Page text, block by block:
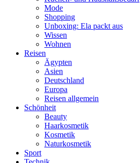
Mode
Shopping
Unboxing: Ela packt aus
Wissen
Wohnen
Reisen
Ägypten
Asien
Deutschland
Europa
Reisen allgemein
Schönheit
Beauty
Haarkosmetik
Kosmetik
Naturkosmetik
Sport